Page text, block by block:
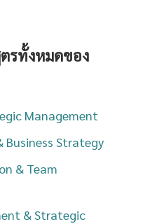
รทั้งหมดของ
Management
Business Strategy
& Team
& Strategic